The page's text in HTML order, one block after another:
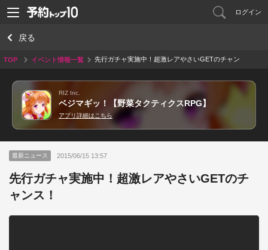
ログイン
戻る
TOP イベント情報一覧
先行ガチャ実施中！超激レアやさいGETのチャン
RIZ Inc.
ベジマギッ！【野菜タクティクスRPG】
アプリ詳細はこちら
最新ニュース 2015/06/15 13:57
先行ガチャ実施中！超激レアやさいGETのチ
ャンス！